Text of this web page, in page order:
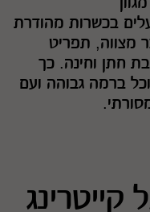
בכשרות מהודרת
מצווה, תפריט
חתן וחינה. כך
ברמה גבוהה ועם
קייטרינג